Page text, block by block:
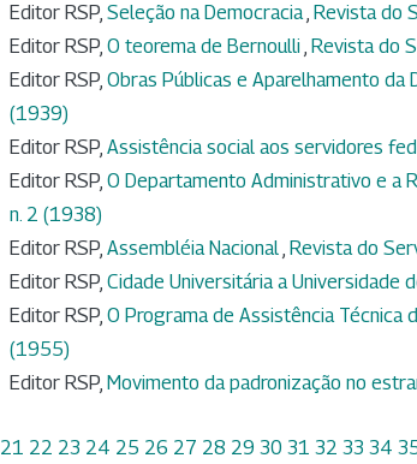
Editor RSP, Seleção na Democracia, Revista do
Editor RSP, O teorema de Bernoulli, Revista do
Editor RSP, Obras Públicas e Aparelhamento da
(1939)
Editor RSP, Assistência social aos servidores
Editor RSP, O Departamento Administrativo e a
n. 2 (1938)
Editor RSP, Assembléia Nacional, Revista do
Editor RSP, Cidade Universitária a Universidade
Editor RSP, O Programa de Assistência Técnica
(1955)
Editor RSP, Movimento da padronização no
21 22 23 24 25 26 27 28 29 30 31 32 33 34